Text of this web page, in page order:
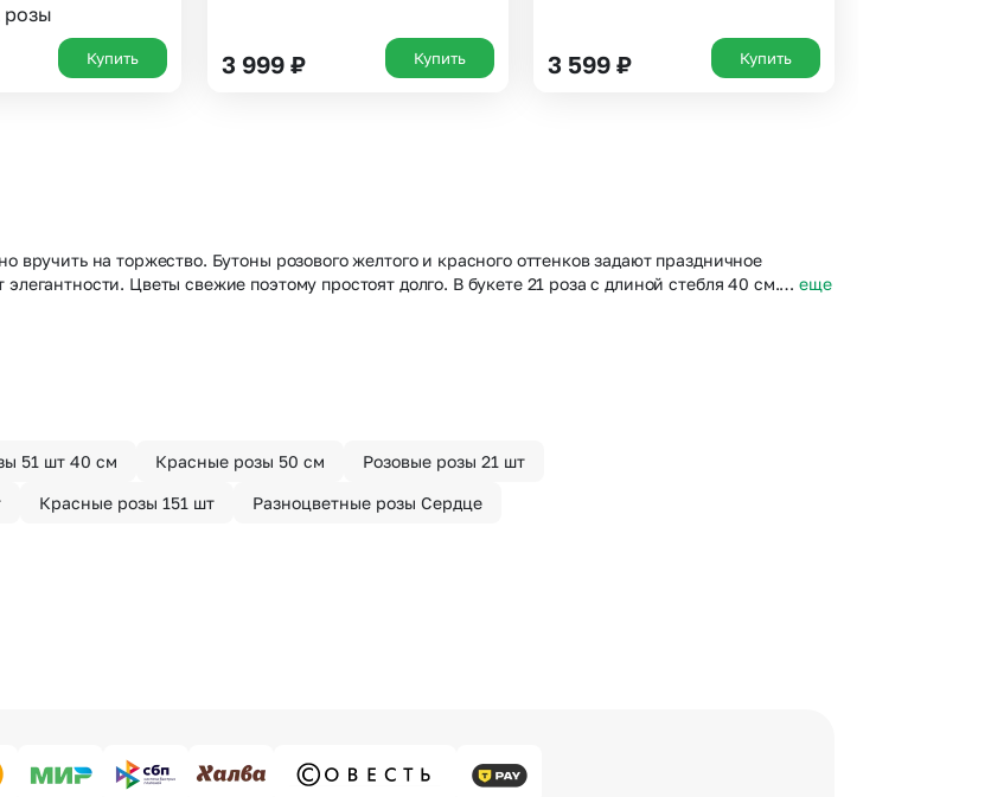
розы
Купить 3 999 ₽ Купить 3 599 ₽ Купить
на торжество. Бутоны розового желтого и красного оттенков задают праздничное
Цветы свежие поэтому простоят долго. В букете 21 роза с длиной стебля 40 см.… еще
51 шт 40 см Красные розы 50 см Розовые розы 21 шт
Красные розы 151 шт Разноцветные розы Сердце